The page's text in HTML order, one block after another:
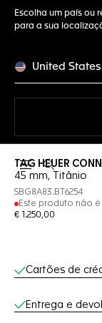
Escolha um país ou
para a sua
United States
Abrir a busca
TAG HEUER
45 mm, Titânio
SBG8A83.BT6254
Este produto não
€ 1.250,00
Serviços
Cartões de
Entrega e